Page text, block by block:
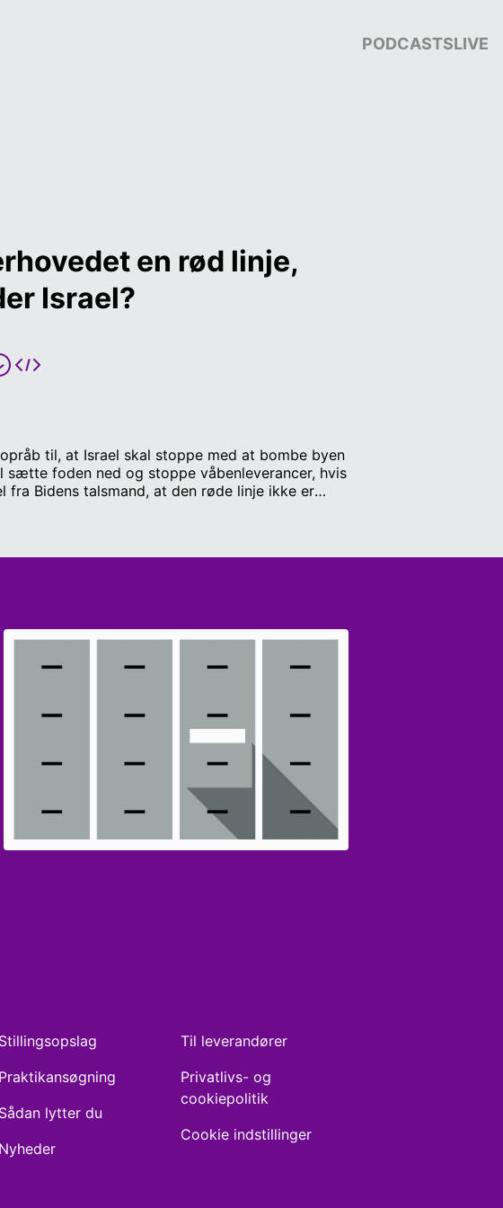
PODCASTSLIVE
en rød linje,
til, at Israel skal stoppe med at bombe byen
sætte foden ned og stoppe våbenleverancer, hvis
fra Bidens talsmand, at den røde linje ikke er
Stillingsopslag
Praktikansøgning
Sådan lytter du
Nyheder
Til leverandører
Privatlivs- og
cookiepolitik
Cookie indstillinger